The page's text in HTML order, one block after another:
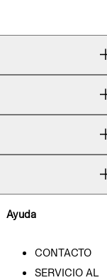
Ayuda
CONTACTO
SERVICIO AL